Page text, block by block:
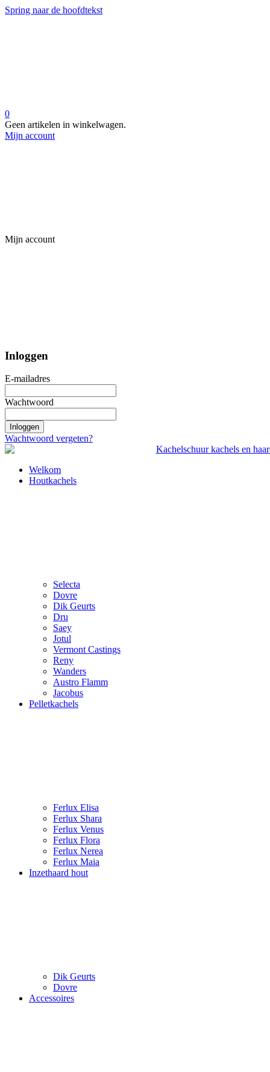
Spring naar de hoofdtekst
0
Geen artikelen in winkelwagen.
Mijn account
Mijn account
Inloggen
E-mailadres
Wachtwoord
Inloggen
Wachtwoord vergeten?
Welkom
Houtkachels
Selecta
Dovre
Dik Geurts
Dru
Saey
Jotul
Vermont Castings
Reny
Wanders
Austro Flamm
Jacobus
Pelletkachels
Ferlux Elisa
Ferlux Shara
Ferlux Venus
Ferlux Flora
Ferlux Nerea
Ferlux Maia
Inzethaard hout
Dik Geurts
Dovre
Accessoires